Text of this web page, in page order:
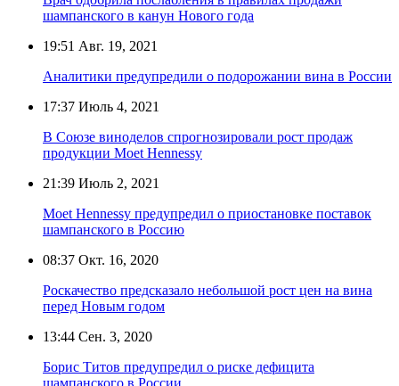
шампанского в канун Нового года
19:51 Авг. 19, 2021
Аналитики предупредили о подорожании вина в России
17:37 Июль 4, 2021
В Союзе виноделов спрогнозировали рост продаж
продукции Moet Hennessy
21:39 Июль 2, 2021
Moet Hennessy предупредил о приостановке поставок
шампанского в Россию
08:37 Окт. 16, 2020
Роскачество предсказало небольшой рост цен на вина
перед Новым годом
13:44 Сен. 3, 2020
Борис Титов предупредил о риске дефицита
шампанского в России